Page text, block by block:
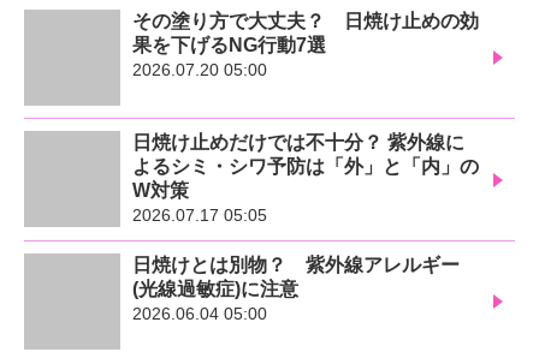
その塗り方で大丈夫？ 日焼け止めの効
果を下げるNG行動7選
2026.07.20 05:00
日焼け止めだけでは不十分？ 紫外線に
よるシミ・シワ予防は「外」と「内」の
W対策
2026.07.17 05:05
日焼けとは別物？ 紫外線アレルギー
(光線過敏症)に注意
2026.06.04 05:00